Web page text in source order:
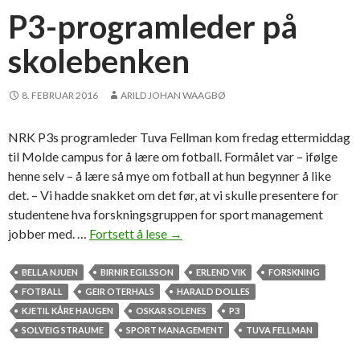
e
a
r
o
,
t
h
a
t
o
u
l
d
e
v
r
d
e
r
P3-programleder på
skolebenken
8. FEBRUAR 2016 ARILD JOHAN WAAGBØ
NRK P3s programleder Tuva Fellman kom fredag ettermiddag
til Molde campus for å lære om fotball. Formålet var – ifølge
henne selv – å lære så mye om fotball at hun begynner å like
det. – Vi hadde snakket om det før, at vi skulle presentere for
studentene hva forskningsgruppen for sport management
jobber med. … Fortsett å lese P
-
p
r
o
→
BELLA NJUEN BIRNIR EGILSSON ERLEND VIK
FORSKNING
FOTBALL
GEIR OTERHALS
HARALD DOLLES
KJETIL KÅRE HAUGEN
OSKAR SOLENES
P3
SOLVEIG STRAUME
SPORT MANAGEMENT TUVA FELLMAN